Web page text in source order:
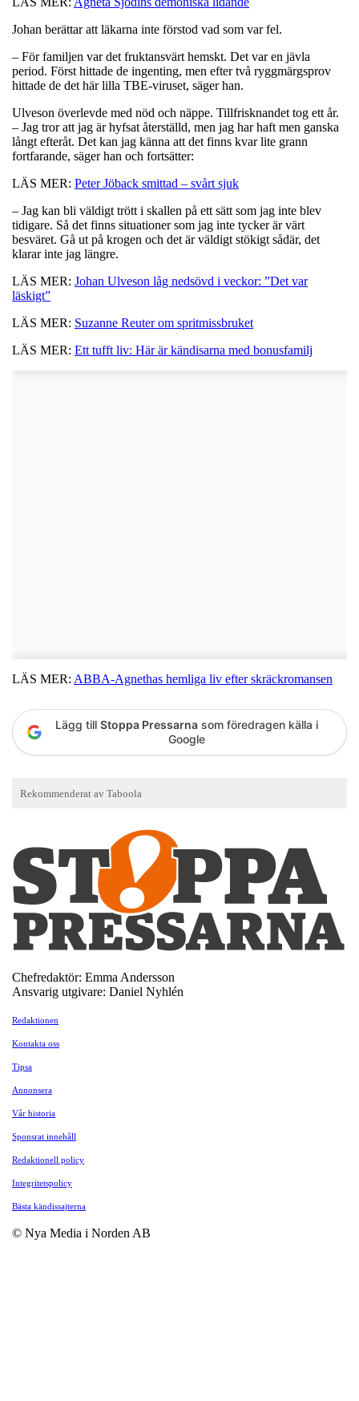
Johan berättar att läkarna inte förstod vad som var fel.
– För familjen var det fruktansvärt hemskt. Det var en jävla
period. Först hittade de ingenting, men efter två ryggmärgsprov
hittade de det här lilla TBE-viruset, säger han.
Ulveson överlevde med nöd och näppe. Tillfrisknandet tog ett år.
– Jag tror att jag är hyfsat återställd, men jag har haft men ganska
långt efteråt. Det kan jag känna att det finns kvar lite grann
fortfarande, säger han och fortsätter:
LÄS MER: Peter Jöback smittad – svårt sjuk
– Jag kan bli väldigt trött i skallen på ett sätt som jag inte blev
tidigare. Så det finns situationer som jag inte tycker är värt
besväret. Gå ut på krogen och det är väldigt stökigt sådär, det
klarar inte jag längre.
LÄS MER: Johan Ulveson låg nedsövd i veckor: ”Det var
läskigt”
LÄS MER: Suzanne Reuter om spritmissbruket
LÄS MER: Ett tufft liv: Här är kändisarna med bonusfamilj
LÄS MER: ABBA-Agnethas hemliga liv efter skräckromansen
Lägg till Stoppa Pressarna som föredragen källa i
Google
Chefredaktör: Emma Andersson
Ansvarig utgivare: Daniel Nyhlén
Redaktionen
Kontakta oss
Tipsa
Annonsera
Vår historia
Sponsrat innehåll
Redaktionell policy
Integritetspolicy
Bästa kändissajterna
© Nya Media i Norden AB